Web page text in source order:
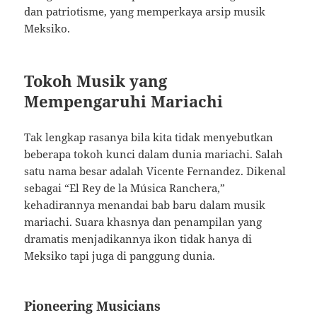
dan patriotisme, yang memperkaya arsip musik
Meksiko.
Tokoh Musik yang
Mempengaruhi Mariachi
Tak lengkap rasanya bila kita tidak menyebutkan
beberapa tokoh kunci dalam dunia mariachi. Salah
satu nama besar adalah Vicente Fernandez. Dikenal
sebagai “El Rey de la Música Ranchera,”
kehadirannya menandai bab baru dalam musik
mariachi. Suara khasnya dan penampilan yang
dramatis menjadikannya ikon tidak hanya di
Meksiko tapi juga di panggung dunia.
Pioneering Musicians